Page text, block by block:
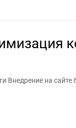
Внедрение на сайте